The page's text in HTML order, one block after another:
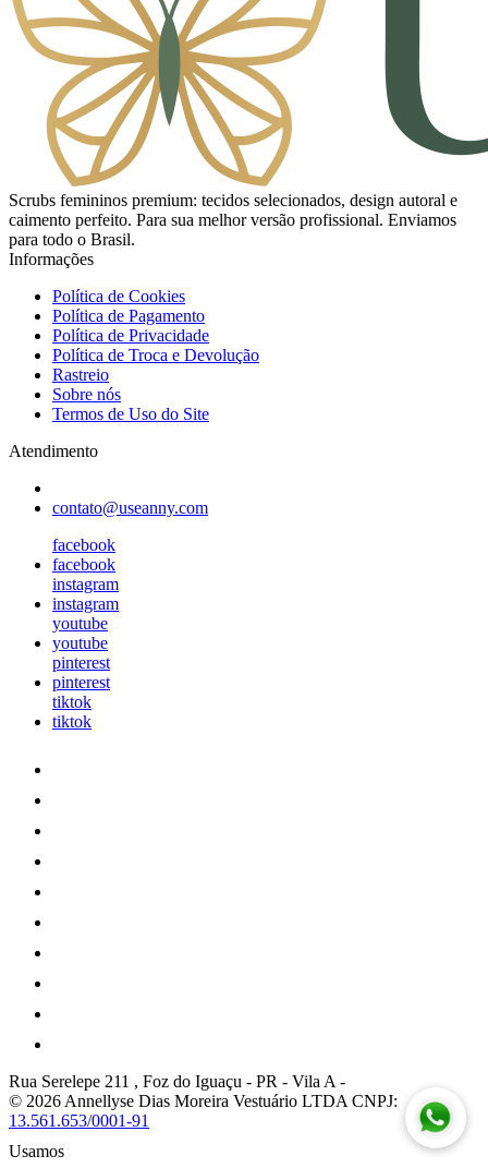
Scrubs femininos premium: tecidos selecionados, design autoral e
caimento perfeito. Para sua melhor versão profissional. Enviamos
para todo o Brasil.
Informações
Política de Cookies
Política de Pagamento
Política de Privacidade
Política de Troca e Devolução
Rastreio
Sobre nós
Termos de Uso do Site
Atendimento
contato@useanny.com
facebook
facebook
instagram
instagram
youtube
youtube
pinterest
pinterest
tiktok
tiktok
Rua Serelepe 211 , Foz do Iguaçu - PR - Vila A -
© 2026 Annellyse Dias Moreira Vestuário LTDA CNPJ:
13.561.653/0001-91
Usamos